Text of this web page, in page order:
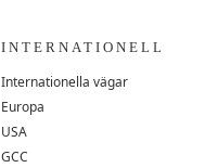
INTERNATIONELL
Internationella vägar
Europa
USA
GCC